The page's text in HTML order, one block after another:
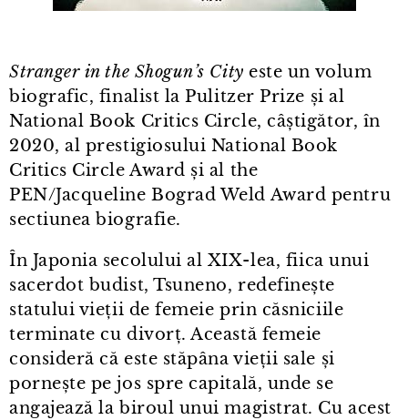
Stranger in the Shogun’s City este un volum
biografic, finalist la Pulitzer Prize și al
National Book Critics Circle, câștigător, în
2020, al prestigiosului National Book
Critics Circle Award și al the
PEN/Jacqueline Bograd Weld Award pentru
sectiunea biografie.
În Japonia secolului al XIX⁠-⁠lea, fiica unui
sacerdot budist, Tsuneno, redefinește
statului vieții de femeie prin căsniciile
terminate cu divorț. Această femeie
consideră că este stăpâna vieții sale și
pornește pe jos spre capitală, unde se
angajează la biroul unui magistrat. Cu acest